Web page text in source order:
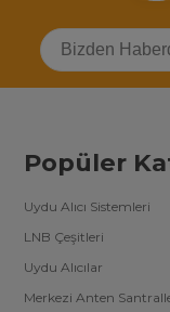
Popüler
Uydu Alıcı Sistemleri
LNB Çeşitleri
Uydu Alıcılar
Merkezi Anten